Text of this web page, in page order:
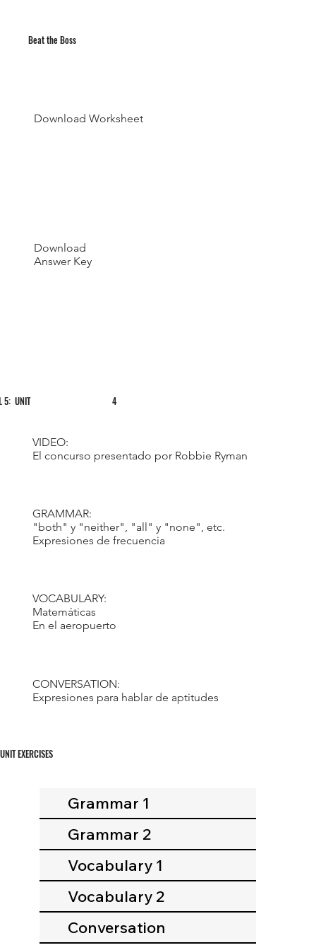
5: UNIT 4
Download Worksheet
Download
Answer Key
Beat the Boss
VIDEO:
El concurso presentado por Robbie Ryman
GRAMMAR:
"both" y "neither", "all" y "none", etc.
Expresiones de frecuencia
VOCABULARY:
Matemáticas
En el aeropuerto
CONVERSATION:
Expresiones para hablar de aptitudes
UNIT EXERCISES
Grammar 1
Grammar 2
Vocabulary 1
Vocabulary 2
Conversation